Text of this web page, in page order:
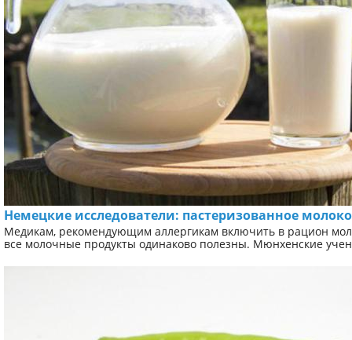
Немецкие исследователи: пастеризованное
Медикам, рекомендующим аллергикам включить в рацион
все молочные продукты одинаково полезны. Мюнхенские